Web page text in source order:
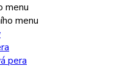
menu
menu
pera